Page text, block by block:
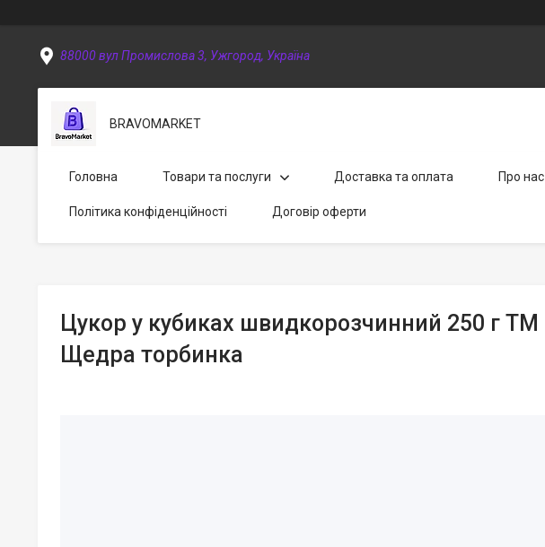
88000 вул Промислова 3, Ужгород, Україна
BRAVOMARKET
Головна Товари та послуги Доставка та оплата Про нас
Політика конфіденційності Договір оферти
Цукор у кубиках швидкорозчинний 250 г ТМ
Щедра торбинка